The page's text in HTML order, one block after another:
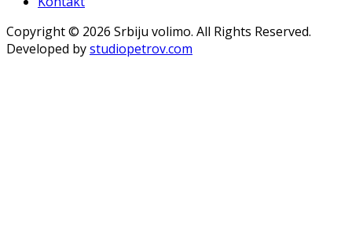
Copyright © 2026 Srbiju volimo. All Rights Reserved.
Developed bystudiopetrov.com